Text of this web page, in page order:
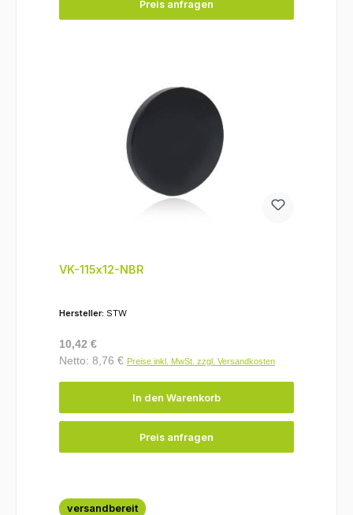
Preis anfragen
VK-115x12-NBR
Hersteller: STW
Regulärer Preis:
10,42 €
Netto: 8,76 € Preise inkl. MwSt. zzgl. Versandkosten
In den Warenkorb
Preis anfragen
versandbereit